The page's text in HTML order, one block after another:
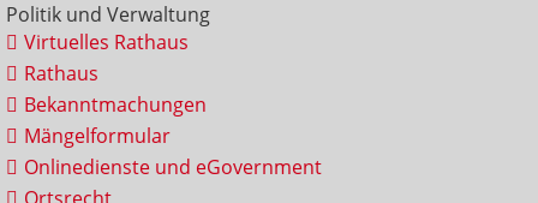
Politik und Verwaltung
Virtuelles Rathaus
Rathaus
Bekanntmachungen
Mängelformular
Onlinedienste und eGovernment